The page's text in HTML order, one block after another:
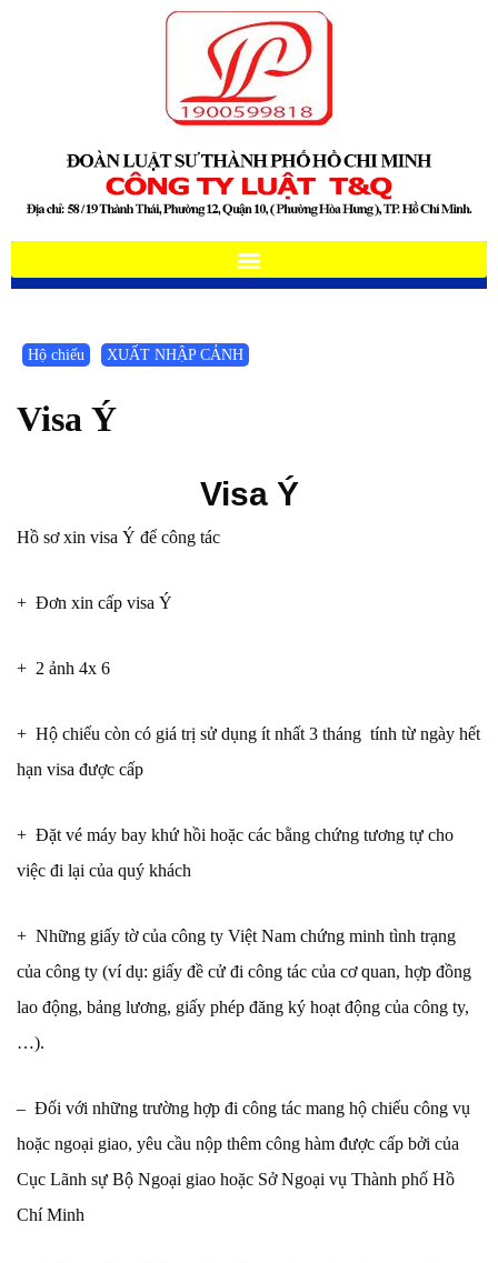
Hộ chiếu XUẤT NHẬP CẢNH
Visa Ý
Visa Ý
Hồ sơ xin visa Ý để công tác
+ Đơn xin cấp visa Ý
+ 2 ảnh 4x 6
+ Hộ chiếu còn có giá trị sử dụng ít nhất 3 tháng tính từ ngày hết
hạn visa được cấp
+ Đặt vé máy bay khứ hồi hoặc các bằng chứng tương tự cho
việc đi lại của quý khách
+ Những giấy tờ của công ty Việt Nam chứng minh tình trạng
của công ty (ví dụ: giấy đề cử đi công tác của cơ quan, hợp đồng
lao động, bảng lương, giấy phép đăng ký hoạt động của công ty,
…).
– Đối với những trường hợp đi công tác mang hộ chiếu công vụ
hoặc ngoại giao, yêu cầu nộp thêm công hàm được cấp bởi của
Cục Lãnh sự Bộ Ngoại giao hoặc Sở Ngoại vụ Thành phố Hồ
Chí Minh